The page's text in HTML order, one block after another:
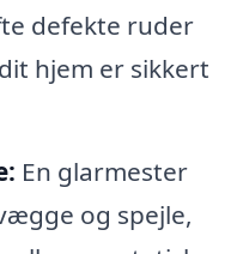
defekte ruder
hjem er sikkert
En glarmester
og spejle,